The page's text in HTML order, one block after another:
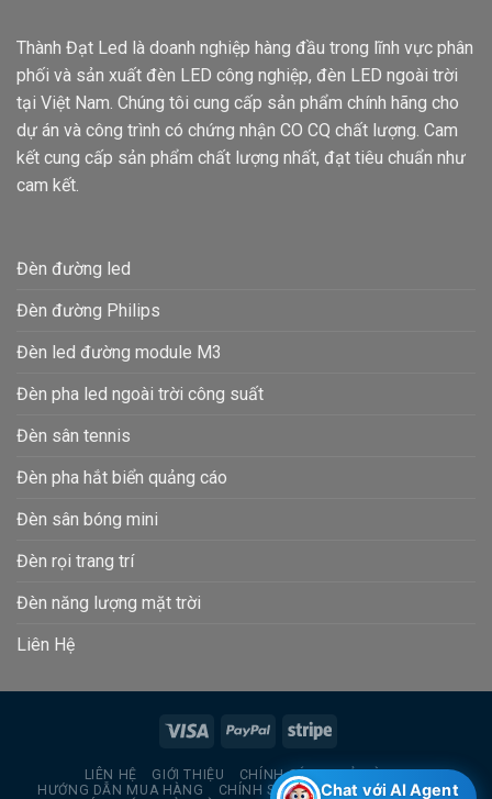
Thành Đạt Led là doanh nghiệp hàng đầu trong lĩnh vực phân
phối và sản xuất đèn LED công nghiệp, đèn LED ngoài trời
tại Việt Nam. Chúng tôi cung cấp sản phẩm chính hãng cho
dự án và công trình có chứng nhận CO CQ chất lượng. Cam
kết cung cấp sản phẩm chất lượng nhất, đạt tiêu chuẩn như
cam kết.
Đèn đường led
Đèn đường Philips
Đèn led đường module M3
Đèn pha led ngoài trời công suất
Đèn sân tennis
Đèn pha hắt biển quảng cáo
Đèn sân bóng mini
Đèn rọi trang trí
Đèn năng lượng mặt trời
Liên Hệ
LIÊN HỆ GIỚI THIỆU
CHÍNH SÁCH TRẢ HÀNG
HƯỚNG DẪN MUA HÀNG
CHÍNH SÁCH BẢO MẬT THÔNG TIN
Chat với AI Agent